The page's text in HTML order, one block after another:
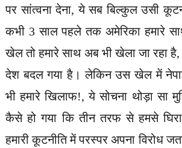
पर सांत्वना देना, ये सब बिल्कुल उसी
कभी 3 साल पहले तक अमेरिका हमारे
खेल तो हमारे साथ अब भी खेला जा रहा
देश बदल गया है। लेकिन उस खेल में
भी हमारे खिलाफ!, ये सोचना थोड़ा सा
कैसे हो गया कि तीन तरफ से हमसे
हमारी कूटनीति में परस्पर अपना विरोध